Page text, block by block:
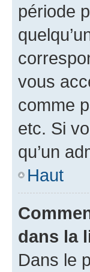
période
vous
comme
etc. Si
qu’un
Haut
dans la
Dans le